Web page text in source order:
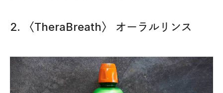
2. 〈TheraBreath〉 オーラルリンス